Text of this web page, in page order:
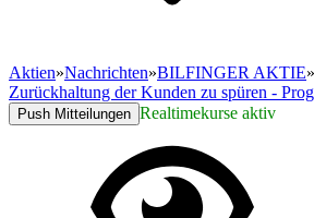
Aktien»Nachrichten»BILFINGER AKTIE»
Zurückhaltung der Kunden zu spüren -
Push Mitteilungen Realtimekurse aktiv